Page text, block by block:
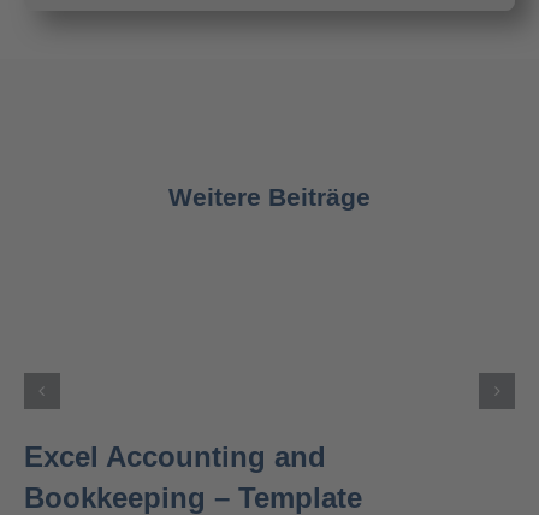
Weitere Beiträge
Excel Accounting and
Bookkeeping – Template